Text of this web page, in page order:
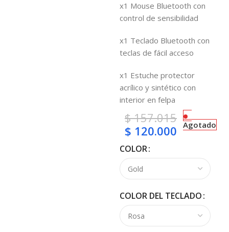
x1 Mouse Bluetooth con
control de sensibilidad
x1 Teclado Bluetooth con
teclas de fácil acceso
x1 Estuche protector
acrílico y sintético con
interior en felpa
$157.015
$ 120.000 Agotado
COLOR
COLOR DEL TECLADO